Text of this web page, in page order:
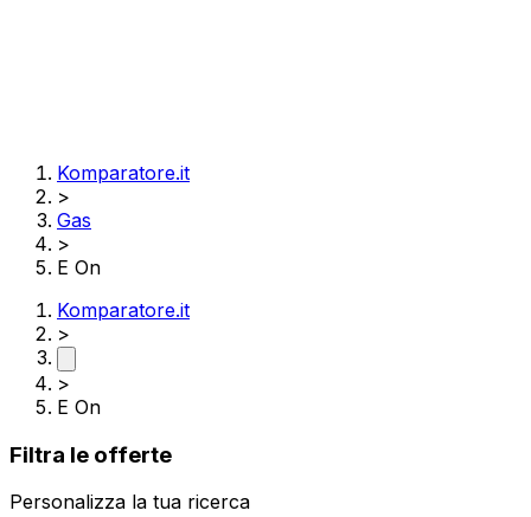
Komparatore.it
>
Gas
>
E On
Komparatore.it
>
>
E On
Filtra le offerte
Personalizza la tua ricerca